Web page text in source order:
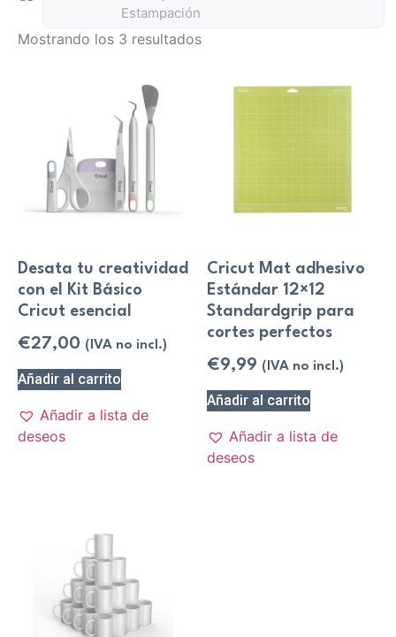
Estampación
Mostrando los 3 resultados
Desata tu creatividad
con el Kit Básico
Cricut esencial
€27,00 (IVA no incl.)
Añadir al carrito
Añadir a lista de
deseos
Cricut Mat adhesivo
Estándar 12×12
Standardgrip para
cortes perfectos
€9,99 (IVA no incl.)
Añadir al carrito
Añadir a lista de
deseos